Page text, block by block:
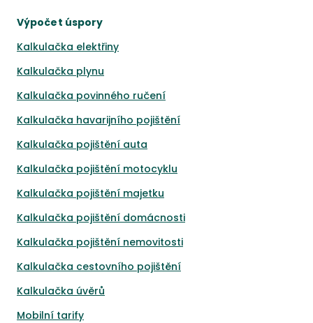
Výpočet úspory
Kalkulačka elektřiny
Kalkulačka plynu
Kalkulačka povinného ručení
Kalkulačka havarijního pojištění
Kalkulačka pojištění auta
Kalkulačka pojištění motocyklu
Kalkulačka pojištění majetku
Kalkulačka pojištění domácnosti
Kalkulačka pojištění nemovitosti
Kalkulačka cestovního pojištění
Kalkulačka úvěrů
Mobilní tarify